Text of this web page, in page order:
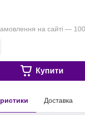
на сайті —
Купити
Доставка